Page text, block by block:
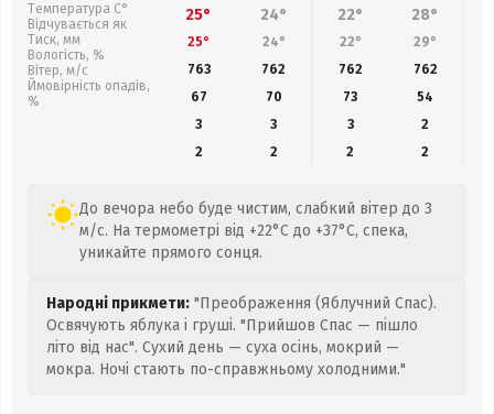
Температура С°
Відчувається як
Тиск, мм
Вологість, %
Вітер, м/с
Ймовірність опадів,
%
25° 24° 22° 28°
25° 24° 22° 29°
763
762 762 762
67
70 73
54
3
3 3
2
2
2 2 2
До вечора небо буде чистим, слабкий вітер до 3
м/с. На термометрі від +22°C до +37°C, спека,
уникайте прямого сонця.
Народні прикмети: "Преображення (Яблучний Спас).
Освячують яблука і груші. "Прийшов Спас — пішло
літо від нас". Сухий день — суха осінь, мокрий —
мокра. Ночі стають по-справжньому холодними."